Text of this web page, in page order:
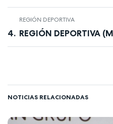
REGIÓN DEPORTIVA
REGIÓN DEPORTIVA
NOTICIAS RELACIONADAS